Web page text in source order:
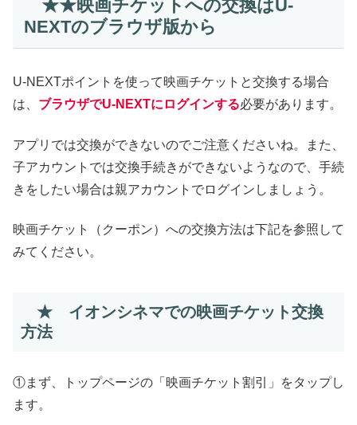
★★映画チケットへの交換はU-
NEXTのブラウザ版から
U-NEXTポイントを使って映画チケットと交換する場合
は、 ブラウザでU-NEXTにログインする必要があります。
アプリでは交換ができないのでご注意くださいね。また、
子アカウントでは交換手続きができないようなので、手続
きをしたい場合は親アカウントでログインしましょう。
映画チケット（クーポン）への交換方法は下記を参照して
みてください。
★ イオンシネマでの映画チケット交換
方法
①まず、トップページの「映画チケット割引」をタップし
ます。